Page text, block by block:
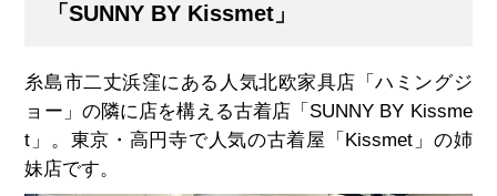
「SUNNY BY Kissmet」
糸島市二丈浜窪にある人気北欧家具店「ハミングジ
ョー」の隣に店を構える古着店「SUNNY BY Kissme
t」。東京・高円寺で人気の古着屋「Kissmet」の姉
妹店です。